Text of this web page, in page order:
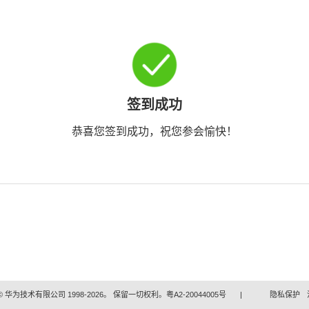
签到成功
恭喜您签到成功，祝您参会愉快！
华为技术有限公司 1998-2026。 保留一切权利。粤A2-20044005号 | 隐私保护